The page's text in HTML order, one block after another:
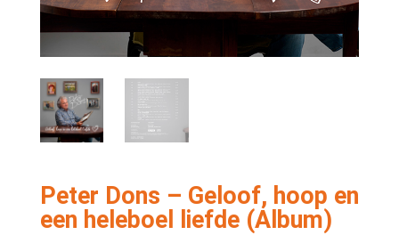
Peter Dons – Geloof, hoop en
een heleboel liefde (Album)